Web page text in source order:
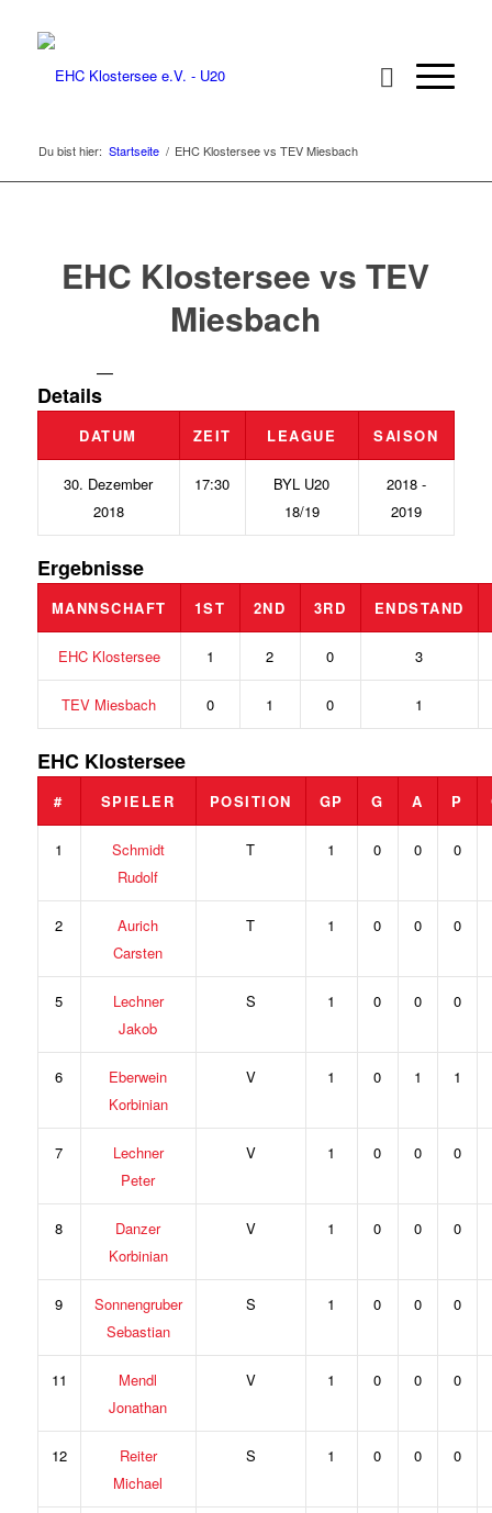
Du bist hier: Startseite / EHC Klostersee vs TEV Miesbach
EHC Klostersee vs TEV
Miesbach
—
Details
DATUM ZEIT LEAGUE SAISON
30. Dezember
2018
17:30
BYL U20
18/19
2018 -
2019
Ergebnisse
MANNSCHAFT 1ST 2ND 3RD ENDSTAND
EHC Klostersee 1 2 0 3
TEV Miesbach 0 1 0 1
EHC Klostersee
# SPIELER POSITION GP G A P
1
Schmidt
Rudolf
T 1 0 0 0
2
Aurich
Carsten
T 1 0 0 0
5
Lechner
Jakob
S 1 0 0 0
6
Eberwein
Korbinian
V 1 0 1 1
7
Lechner
Peter
V 1 0 0 0
8
Danzer
Korbinian
V 1 0 0 0
9
Sonnengruber
Sebastian
S 1 0 0 0
11
Mendl
Jonathan
V 1 0 0 0
12
Reiter
Michael
S 1 0 0 0